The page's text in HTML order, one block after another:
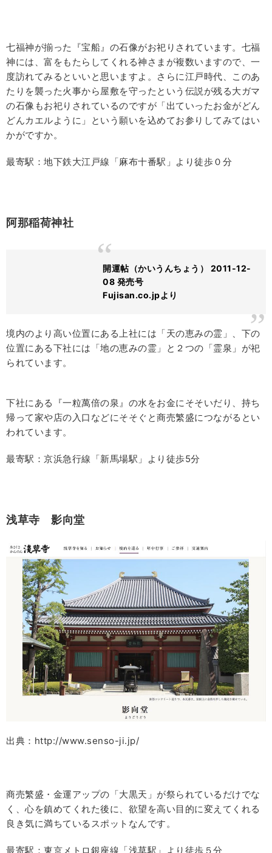
七福神が揃った『宝船』の石像がお祀りされています。七福
神には、富をもたらしてくれる神さまが複数いますので、一
度訪れてみるといいと思いますよ。さらに江戸時代、このあ
たりを襲った火事から屋敷を守ったという伝説が残る大ガマ
の石像もお祀りされているのですが「出ていったお金がどん
どんカエルように」という願いを込めてお参りしてみてはい
かがですか。
最寄駅：地下鉄大江戸線「麻布十番駅」より徒歩０分
阿那稲荷神社
開運帖（かいうんちょう） 2011-12-
08 発売号
Fujisan.co.jpより
境内のより高い位置にある上社には「天の恵みの霊」、下の
位置にある下社には「地の恵みの霊」と２つの「霊泉」が祀
られています。
下社にある『一粒萬倍の泉』の水をお金にそそいだり、持ち
帰って家や店の入口などにそそぐと商売繁盛につながるとい
われています。
最寄駅：京浜急行線「新馬場駅」より徒歩5分
浅草寺 影向堂
出典：http://www.senso-ji.jp/
商売繁盛・金運アップの「大黒天」が祭られているだけでな
く、心を鎮めてくれた後に、欲望を高い目的に変えてくれる
良き気に満ちているスポットなんです。
最寄駅：東京メトロ銀座線「浅草駅」より徒歩５分